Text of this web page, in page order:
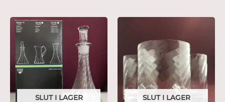
SLUT I LAGER SLUT I LAGER